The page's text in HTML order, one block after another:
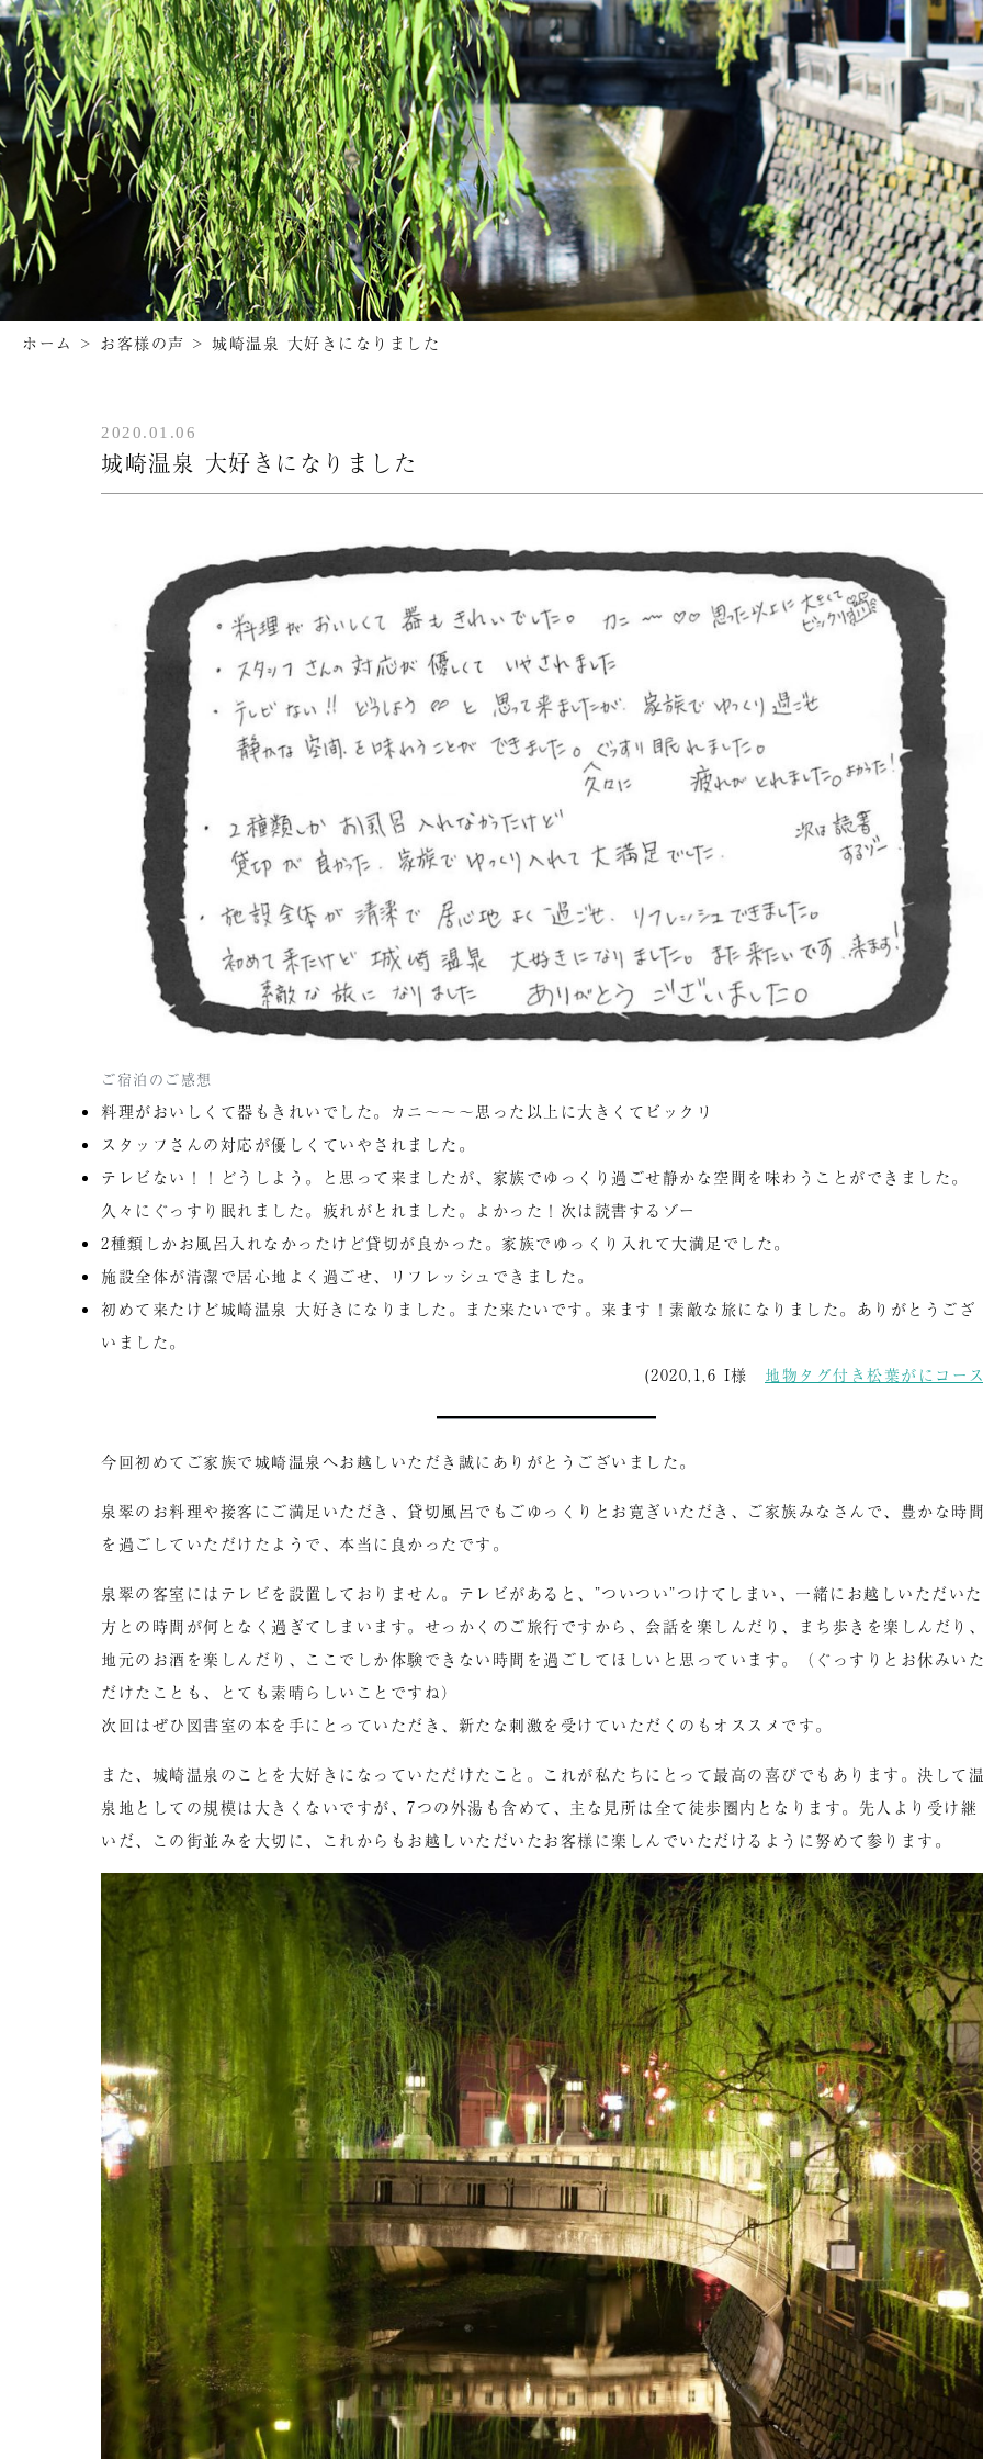
ホーム > お客様の声 > 城崎温泉 大好きになりました
2020.01.06
城崎温泉 大好きになりました
ご宿泊のご感想
料理がおいしくて器もきれいでした。カニ〜〜〜思った以上に大きくてビックリ
スタッフさんの対応が優しくていやされました。
テレビない！！どうしよう。と思って来ましたが、家族でゆっくり過ごせ静かな空間を味わうことができました。
久々にぐっすり眠れました。疲れがとれました。よかった！次は読書するゾー
2種類しかお風呂入れなかったけど貸切が良かった。家族でゆっくり入れて大満足でした。
施設全体が清潔で居心地よく過ごせ、リフレッシュできました。
初めて来たけど城崎温泉 大好きになりました。また来たいです。来ます！素敵な旅になりました。ありがとうござ
いました。
(2020,1,6 I様 地物タグ付き松葉がにコース
今回初めてご家族で城崎温泉へお越しいただき誠にありがとうございました。
泉翠のお料理や接客にご満足いただき、貸切風呂でもごゆっくりとお寛ぎいただき、ご家族みなさんで、豊かな時間
を過ごしていただけたようで、本当に良かったです。
泉翠の客室にはテレビを設置しておりません。テレビがあると、”ついつい”つけてしまい、一緒にお越しいただいた
方との時間が何となく過ぎてしまいます。せっかくのご旅行ですから、会話を楽しんだり、まち歩きを楽しんだり、
地元のお酒を楽しんだり、ここでしか体験できない時間を過ごしてほしいと思っています。（ぐっすりとお休みいた
だけたことも、とても素晴らしいことですね）
次回はぜひ図書室の本を手にとっていただき、新たな刺激を受けていただくのもオススメです。
また、城崎温泉のことを大好きになっていただけたこと。これが私たちにとって最高の喜びでもあります。決して温
泉地としての規模は大きくないですが、7つの外湯も含めて、主な見所は全て徒歩圏内となります。先人より受け継
いだ、この街並みを大切に、これからもお越しいただいたお客様に楽しんでいただけるように努めて参ります。